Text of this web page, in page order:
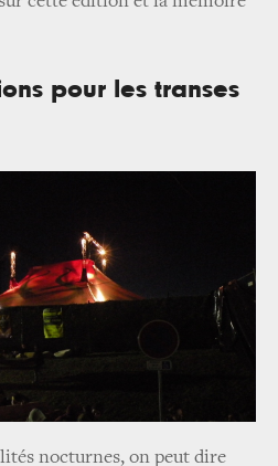
pour les transes
nocturnes, on peut dire